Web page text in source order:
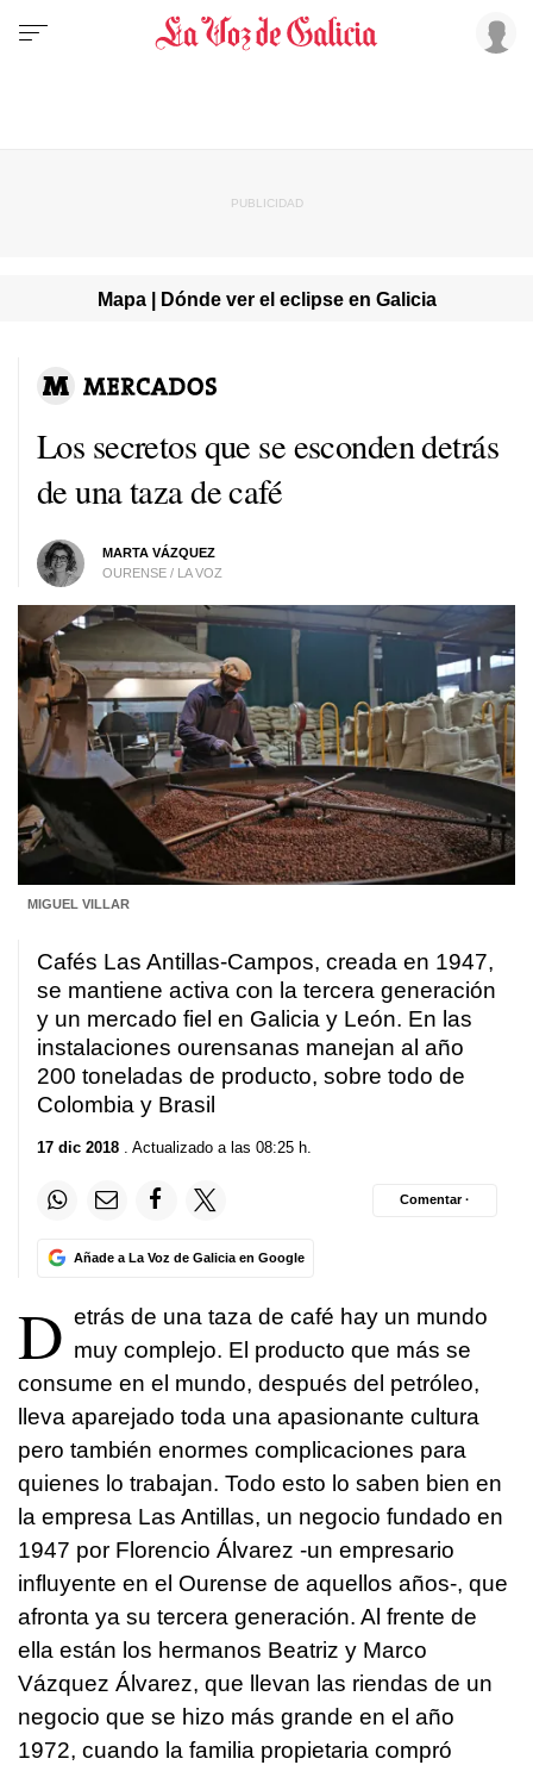
Mapa | Dónde ver el eclipse en Galicia
Los secretos que se esconden detrás
de una taza de café
MARTA VÁZQUEZ
OURENSE / LA VOZ
MIGUEL VILLAR
Cafés Las Antillas-Campos, creada en 1947,
se mantiene activa con la tercera generación
y un mercado fiel en Galicia y León. En las
instalaciones ourensanas manejan al año
200 toneladas de producto, sobre todo de
Colombia y Brasil
17 dic 2018 . Actualizado a las 08:25 h.
Añade a La Voz de Galicia en Google
Comentar ·
D etrás de una taza de café hay un mundo
muy complejo. El producto que más se
consume en el mundo, después del petróleo,
lleva aparejado toda una apasionante cultura
pero también enormes complicaciones para
quienes lo trabajan. Todo esto lo saben bien en
la empresa Las Antillas, un negocio fundado en
1947 por Florencio Álvarez -un empresario
influyente en el Ourense de aquellos años-, que
afronta ya su tercera generación. Al frente de
ella están los hermanos Beatriz y Marco
Vázquez Álvarez, que llevan las riendas de un
negocio que se hizo más grande en el año
1972, cuando la familia propietaria compró